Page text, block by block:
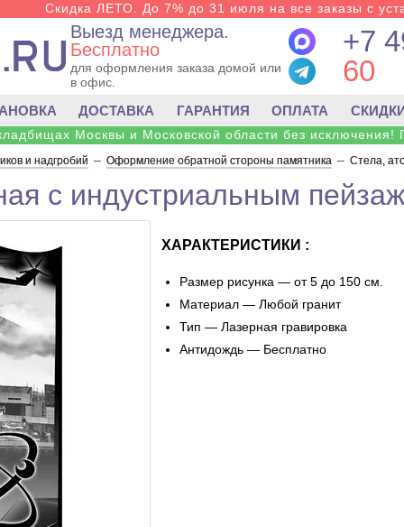
Скидка ЛЕТО. До 7% до 31 июля на все заказы с
Выезд менеджера.
Бесплатно
для оформления заказа домой или
в офис.
+7
60
ДОСТАВКА ГАРАНТИЯ ОПЛАТА
Москвы и Московской области без исключения!
и надгробий -- Оформление обратной стороны памятника -- Стела,
с индустриальным
ХАРАКТЕРИСТИКИ :
Размер рисунка — от 5 до 150 см.
Материал — Любой гранит
Тип — Лазерная гравировка
Антидождь — Бесплатно